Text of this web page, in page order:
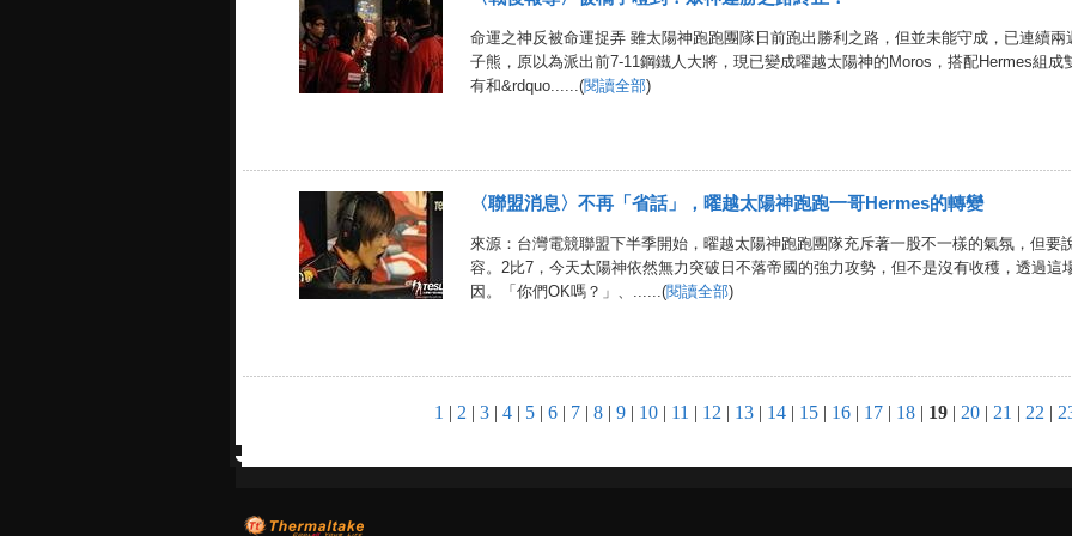
命運之神反被命運捉弄 雖太陽神跑跑團隊日前跑出勝利之路，但並未能守成，已連續
子熊，原以為派出前7-11鋼鐵人大將，現已變成曜越太陽神的Moros，搭配Hermes組
有和&rdquo......(閱讀全部)
〈聯盟消息〉不再「省話」，曜越太陽神跑跑一哥Hermes的轉變
來源：台灣電競聯盟下半季開始，曜越太陽神跑跑團隊充斥著一股不一樣的氣氛，但要
容。2比7，今天太陽神依然無力突破日不落帝國的強力攻勢，但不是沒有收穫，透過這
因。「你們OK嗎？」、......(閱讀全部)
1 | 2 | 3 | 4 | 5 | 6 | 7 | 8 | 9 | 10 | 11 | 12 | 13 | 14 | 15 | 16 | 17 | 18 | 19 | 20 | 21 | 22 |